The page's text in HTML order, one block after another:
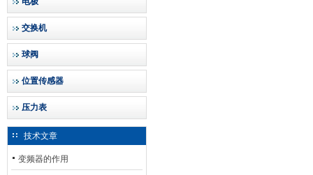
交换机
球阀
位置传感器
压力表
技术文章
变频器的作用